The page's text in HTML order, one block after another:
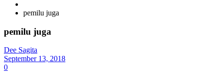
pemilu juga
pemilu juga
Dee Sagita
September 13, 2018
0